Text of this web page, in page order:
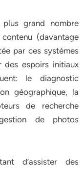
grand nombre
(davantage
par ces systèmes
des espoirs initiaux
le diagnostic
géographique, la
de recherche
de photos
d’assister des